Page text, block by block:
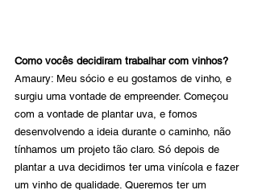
Como vocês decidiram trabalhar com vinhos?
Amaury: Meu sócio e eu gostamos de vinho, e
surgiu uma vontade de empreender. Começou
com a vontade de plantar uva, e fomos
desenvolvendo a ideia durante o caminho, não
tínhamos um projeto tão claro. Só depois de
plantar a uva decidimos ter uma vinícola e fazer
um vinho de qualidade. Queremos ter um